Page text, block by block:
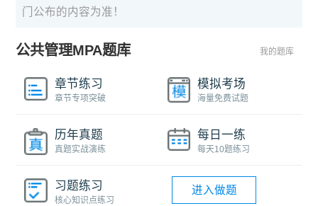
门公布的内容为准！
公共管理MPA题库 我的题库
章节练习
章节专项突破
模拟考场
海量免费试题
历年真题
真题实战演练
每日一练
每天10题练习
习题练习
核心知识点练习
进入做题